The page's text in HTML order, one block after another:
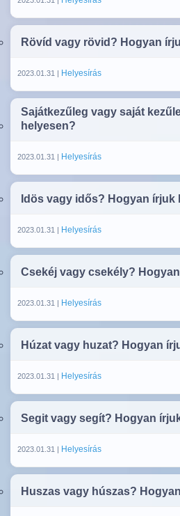
Rövíd vagy rövid? Hogyan
2023.01.31 | Helyesírás
Sajátkezűleg vagy saját
helyesen?
2023.01.31 | Helyesírás
Idös vagy idős? Hogyan írjuk
2023.01.31 | Helyesírás
Csekéj vagy csekély?
2023.01.31 | Helyesírás
Húzat vagy huzat? Hogyan
2023.01.31 | Helyesírás
Segit vagy segít? Hogyan
2023.01.31 | Helyesírás
Huszas vagy húszas?